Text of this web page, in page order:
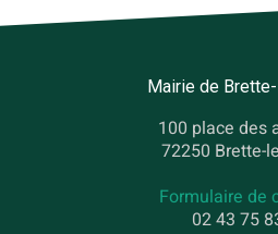
Mairie de
100 place des
72250 Brette-
Formulaire de
02 43 75